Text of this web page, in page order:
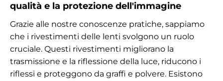
qualità e la protezione dell'immagine
Grazie alle nostre conoscenze pratiche, sappiamo
che i rivestimenti delle lenti svolgono un ruolo
cruciale. Questi rivestimenti migliorano la
trasmissione e la riflessione della luce, riducono i
riflessi e proteggono da graffi e polvere. Esistono